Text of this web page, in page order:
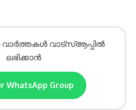
വാർത്തകൾ വാട്സ്ആപ്പിൽ
ലഭിക്കാൻ
WhatsApp Group